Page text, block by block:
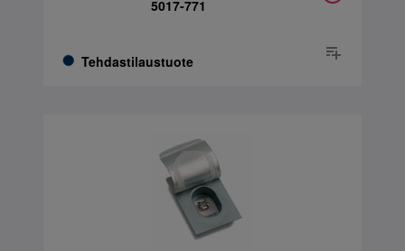
Tehdastilaustuote
5017-771